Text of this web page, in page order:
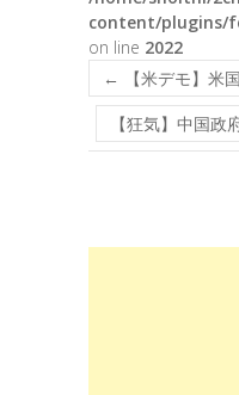
content/plugins/
on line 2022
←
【米デモ】米
【狂気】中国政